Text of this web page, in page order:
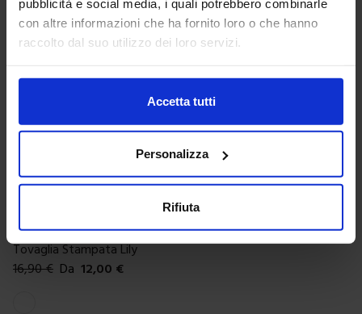
pubblicità e social media, i quali potrebbero combinarle
con altre informazioni che ha fornito loro o che hanno
raccolto dal suo utilizzo dei loro servizi.
Accetta tutti
Personalizza
Rifiuta
Linea oro
Tovaglia Stampata Lily
16,90€ Da 12,00 €